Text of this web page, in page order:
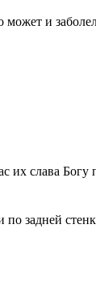
может и
слава Богу
задней